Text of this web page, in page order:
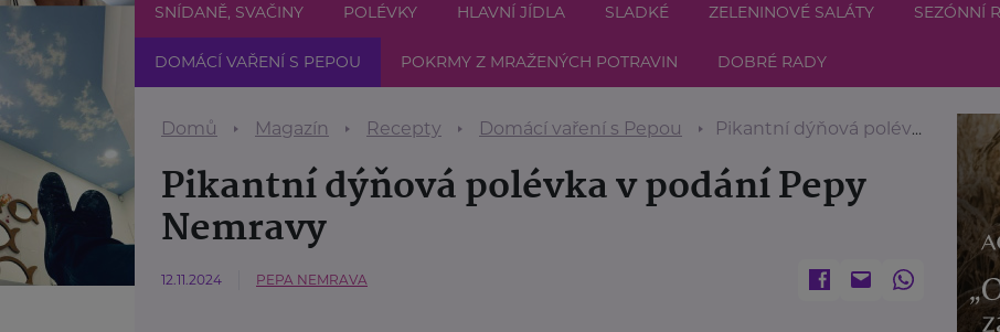
SNÍDANĚ, SVAČINY POLÉVKY HLAVNÍ JÍDLA SLADKÉ ZELENINOVÉ SALÁTY SEZÓNNÍ
DOMÁCÍ VAŘENÍ S PEPOU POKRMY Z MRAŽENÝCH POTRAVIN DOBRÉ RADY
Domů Magazín Recepty Domácí vaření s Pepou Pikantní dýňová polévka v podání Pepy Nemravy
Pikantní dýňová polévka v podání Pepy
Nemravy
12.11.2024 PEPA NEMRAVA